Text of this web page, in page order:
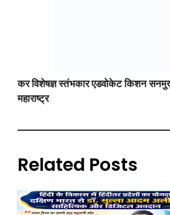
कर विशेषज्ञ स्तंभकार एडवोकेट किशन
महाराष्ट्र
Related Posts